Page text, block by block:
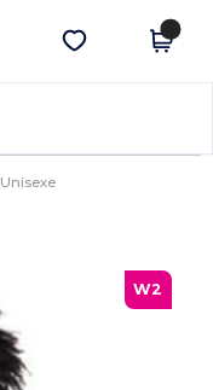
Obtenir l'appli
Unisexe
W2